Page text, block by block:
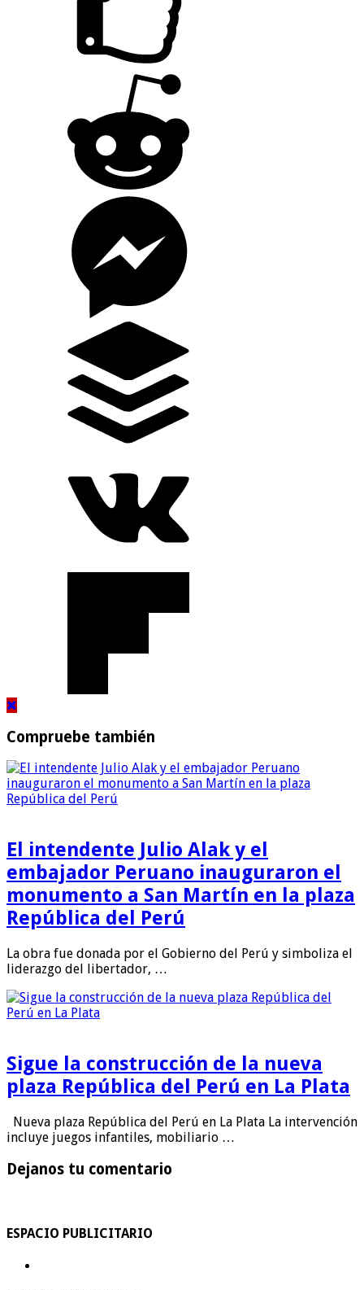
Compruebe también
El intendente Julio Alak y el
embajador Peruano inauguraron el
monumento a San Martín en la plaza
República del Perú
La obra fue donada por el Gobierno del Perú y simboliza el
liderazgo del libertador, …
Sigue la construcción de la nueva
plaza República del Perú en La Plata
Nueva plaza República del Perú en La Plata La intervención
incluye juegos infantiles, mobiliario …
Dejanos tu comentario
ESPACIO PUBLICITARIO